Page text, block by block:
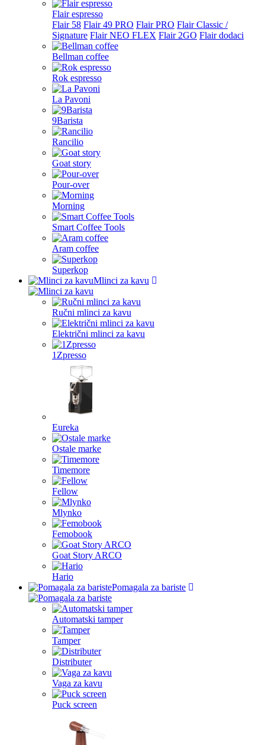
Flair espresso
Flair 58 Flair 49 PRO Flair PRO Flair Classic /
Signature Flair NEO FLEX Flair 2GO Flair dodaci
Bellman coffee
Rok espresso
La Pavoni
9Barista
Rancilio
Goat story
Pour-over
Morning
Smart Coffee Tools
Aram coffee
Superkop
Mlinci za kavu
Ručni mlinci za kavu
Električni mlinci za kavu
1Zpresso
Eureka
Ostale marke
Timemore
Fellow
Mlynko
Femobook
Goat Story ARCO
Hario
Pomagala za bariste
Automatski tamper
Tamper
Distributer
Vaga za kavu
Puck screen